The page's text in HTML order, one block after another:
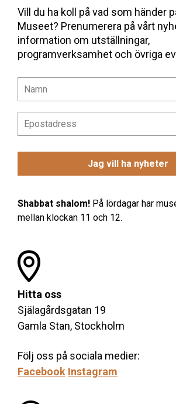
Vill du ha koll på vad som händer
Museet? Prenumerera på vårt
information om utställningar,
programverksamhet och övriga
Shabbat shalom! På lördagar har
mellan klockan 11 och 12.
Hitta oss
Själagårdsgatan 19
Gamla Stan, Stockholm
Följ oss på sociala medier:
Facebook Instagram